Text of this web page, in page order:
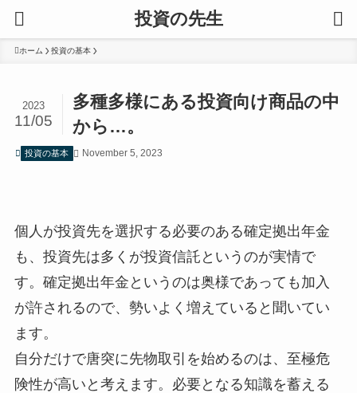
投資の先生
ホーム 投資の基本
多種多様にある投資向け商品の中
から…。
2023
11/05
投資の基本 November 5, 2023
個人が投資先を選択する必要のある確定拠出年金
も、投資先は多くが投資信託というのが実情で
す。確定拠出年金というのは奥様であっても加入
が許されるので、勢いよく増えていると聞いてい
ます。
自分だけで唐突に先物取引を始めるのは、至極危
険性が高いと考えます。必要となる知識を蓄える